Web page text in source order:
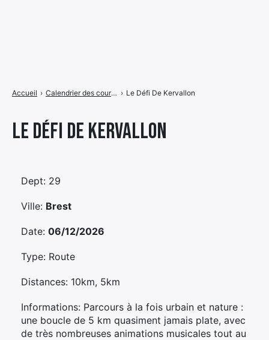
Le Défi De Kervallon
Accueil › Calendrier des courses › Le Défi De Kervallon
Dept: 29
Ville: Brest
Date: 06/12/2026
Type: Route
Distances: 10km, 5km
Informations: Parcours à la fois urbain et nature :
une boucle de 5 km quasiment jamais plate, avec
de très nombreuses animations musicales tout au
de
ÉlémentÉlément